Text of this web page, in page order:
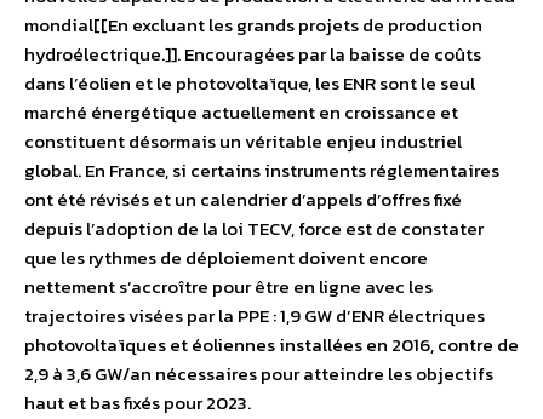
mondial[[En excluant les grands projets de production
hydroélectrique.]]. Encouragées par la baisse de coûts
dans l’éolien et le photovoltaïque, les ENR sont le seul
marché énergétique actuellement en croissance et
constituent désormais un véritable enjeu industriel
global. En France, si certains instruments réglementaires
ont été révisés et un calendrier d’appels d’offres fixé
depuis l’adoption de la loi TECV, force est de constater
que les rythmes de déploiement doivent encore
nettement s’accroître pour être en ligne avec les
trajectoires visées par la PPE : 1,9 GW d’ENR électriques
photovoltaïques et éoliennes installées en 2016, contre de
2,9 à 3,6 GW/an nécessaires pour atteindre les objectifs
haut et bas fixés pour 2023.